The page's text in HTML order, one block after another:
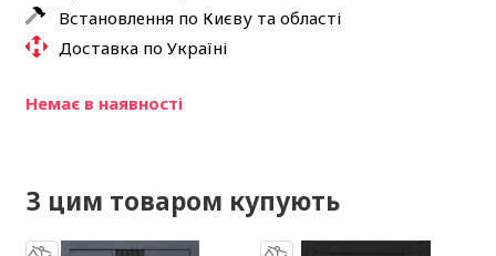
Встановлення по Києву та області
Доставка по Україні
Немає в наявності
З цим товаром купують